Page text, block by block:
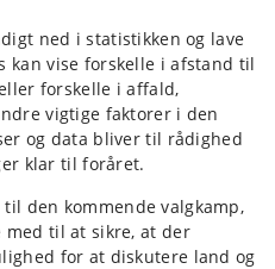
ned i statistikken og lave
kan vise forskelle i afstand til
forskelle i affald,
vigtige faktorer i den
og data bliver til rådighed
klar til foråret.
den kommende valgkamp,
til at sikre, at der
for at diskutere land og